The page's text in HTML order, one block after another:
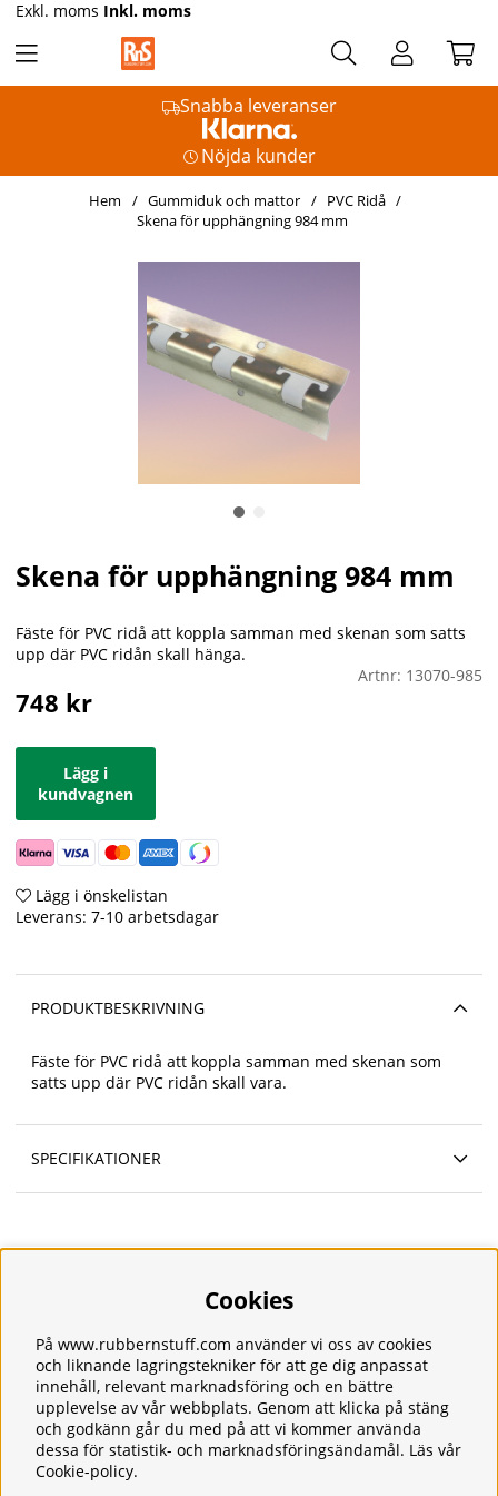
Snabba leveranser
Nöjda kunder
Exkl. moms Inkl. moms
Hem Gummiduk och mattor
PVC Ridå
Skena för upphängning 984 mm
Skena för upphängning 984 mm
Fäste för PVC ridå att koppla samman med skenan som satts
upp där PVC ridån skall hänga.
Artnr: 13070-985
748 kr
Lägg i
kundvagnen
Lägg i önskelistan
Leverans: 7-10 arbetsdagar
PRODUKTBESKRIVNING
Fäste för PVC ridå att koppla samman med skenan som
satts upp där PVC ridån skall vara.
SPECIFIKATIONER
Frakt
Integritetspolicy
Kontakt
Kundservice
Köpvillkor
Tjänster
Om oss
Cookies
På www.rubbernstuff.com använder vi oss av cookies
och liknande lagringstekniker för att ge dig anpassat
innehåll, relevant marknadsföring och en bättre
upplevelse av vår webbplats. Genom att klicka på stäng
och godkänn går du med på att vi kommer använda
dessa för statistik- och marknadsföringsändamål. Läs vår
Cookie-policy.